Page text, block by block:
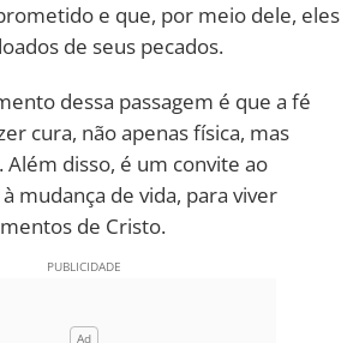
e que, por meio dele, eles
de seus pecados.
dessa passagem é que a fé
cura, não apenas física, mas
disso, é um convite ao
mudança de vida, para viver
de Cristo.